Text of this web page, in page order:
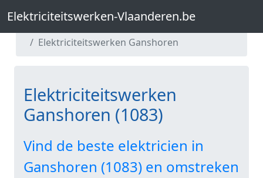
Elektriciteitswerken-Vlaanderen.be
Elektriciteitswerken-Vlaanderen.be
Elektriciteitswerken Ganshoren
Elektriciteitswerken
Ganshoren (1083)
Vind de beste elektricien in
Ganshoren (1083) en omstreken